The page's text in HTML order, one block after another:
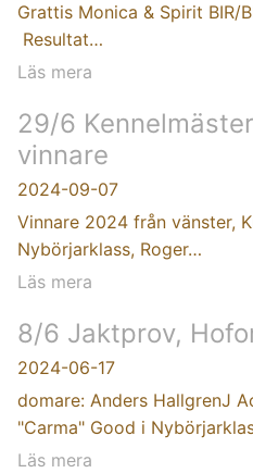
Grattis Monica & Spirit BIR/
Resultat…
Läs mera
29/6
vinnare
2024-09-07
Vinnare 2024 från vänster,
Nybörjarklass, Roger…
Läs mera
8/6 Jaktprov,
2024-06-17
domare: Anders HallgrenJ
"Carma" Good i
Läs mera